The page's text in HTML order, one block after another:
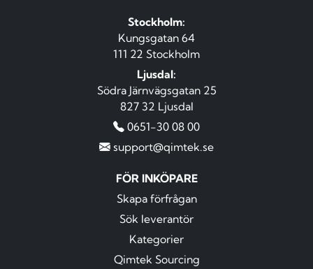
Stockholm:
Kungsgatan 64
111 22 Stockholm
Ljusdal:
Södra Järnvägsgatan 25
827 32 Ljusdal
0651-30 08 00
support@qimtek.se
FÖR INKÖPARE
Skapa förfrågan
Sök leverantör
Kategorier
Qimtek Sourcing